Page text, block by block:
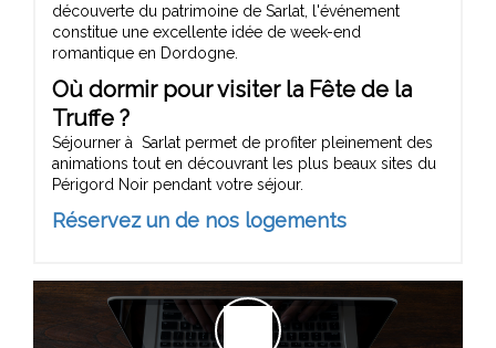
découverte du patrimoine de Sarlat, l'événement
constitue une excellente idée de week-end
romantique en Dordogne.
Où dormir pour visiter la Fête de la
Truffe ?
Séjourner à Sarlat permet de profiter pleinement des
animations tout en découvrant les plus beaux sites du
Périgord Noir pendant votre séjour.
Réservez un de nos logements